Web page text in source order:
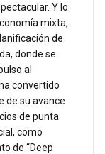
Y lo
mixta,
de
donde se
al
convertido
de su avance
de punta
como
de “Deep